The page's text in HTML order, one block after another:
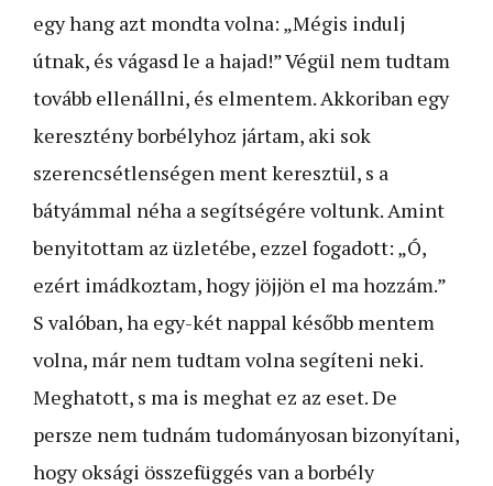
egy hang azt mondta volna: „Mégis indulj
útnak, és vágasd le a hajad!” Végül nem tudtam
tovább ellenállni, és elmentem. Akkoriban egy
keresztény borbélyhoz jártam, aki sok
szerencsétlenségen ment keresztül, s a
bátyámmal néha a segítségére voltunk. Amint
benyitottam az üzletébe, ezzel fogadott: „Ó,
ezért imádkoztam, hogy jöjjön el ma hozzám.”
S valóban, ha egy-két nappal később mentem
volna, már nem tudtam volna segíteni neki.
Meghatott, s ma is meghat ez az eset. De
persze nem tudnám tudományosan bizonyítani,
hogy oksági összefüggés van a borbély